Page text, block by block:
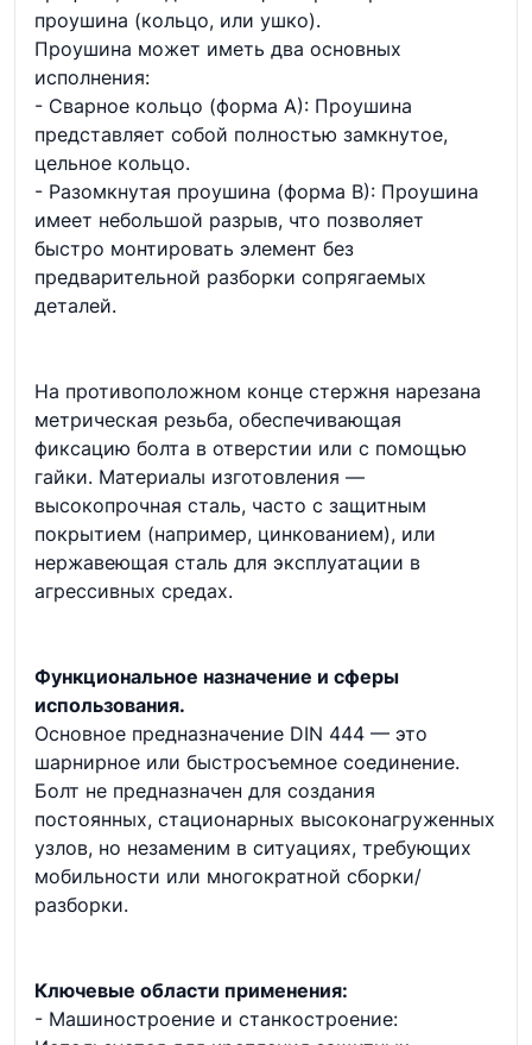
проушина (кольцо, или ушко).
Проушина может иметь два основных
исполнения:
- Сварное кольцо (форма А): Проушина
представляет собой полностью замкнутое,
цельное кольцо.
- Разомкнутая проушина (форма В): Проушина
имеет небольшой разрыв, что позволяет
быстро монтировать элемент без
предварительной разборки сопрягаемых
деталей.
На противоположном конце стержня нарезана
метрическая резьба, обеспечивающая
фиксацию болта в отверстии или с помощью
гайки. Материалы изготовления —
высокопрочная сталь, часто с защитным
покрытием (например, цинкованием), или
нержавеющая сталь для эксплуатации в
агрессивных средах.
Функциональное назначение и сферы
использования.
Основное предназначение DIN 444 — это
шарнирное или быстросъемное соединение.
Болт не предназначен для создания
постоянных, стационарных высоконагруженных
узлов, но незаменим в ситуациях, требующих
мобильности или многократной сборки/
разборки.
Ключевые области применения:
- Машиностроение и станкостроение: